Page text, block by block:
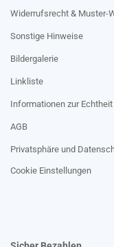
Widerrufsrecht & Muster-
Sonstige Hinweise
Bildergalerie
Linkliste
Informationen zur
AGB
Privatsphäre und
Cookie Einstellungen